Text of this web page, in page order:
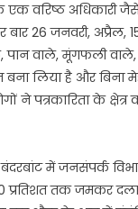
वरिष्ठ अधिकारी
जनवरी, अप्रैल, 15
पान वाले, मूंगफली
लिया है और
के क्षेत्र को
में जनसंपर्क
50 प्रतिशत तक जमकर